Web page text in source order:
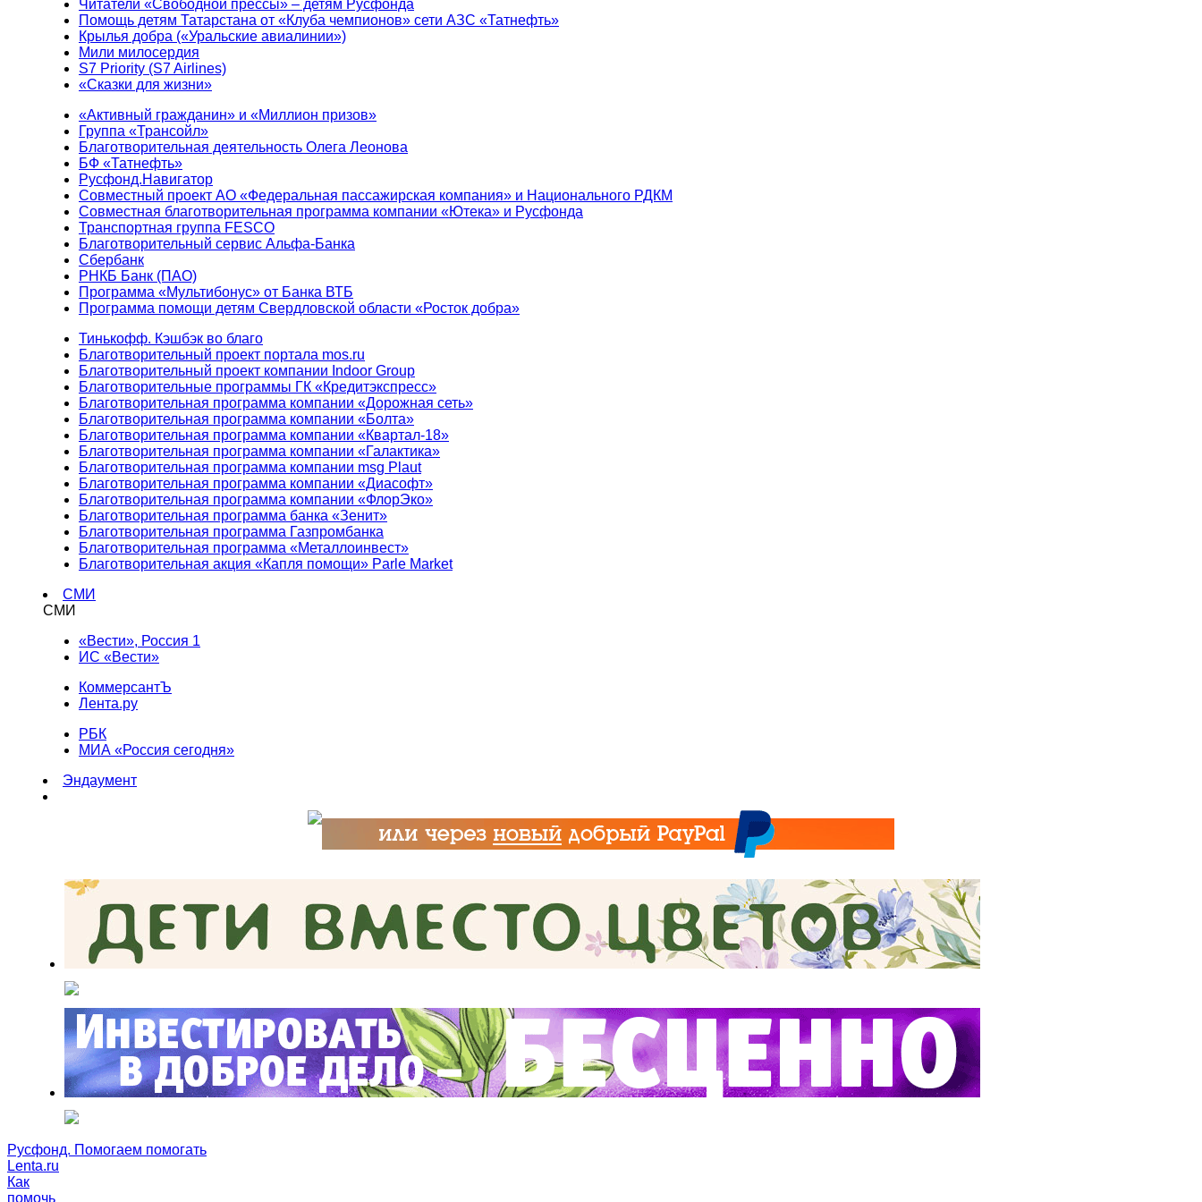
Читатели «Свободной прессы» – детям Русфонда
Помощь детям Татарстана от «Клуба чемпионов» сети АЗС «Татнефть»
Крылья добра («Уральские авиалинии»)
Мили милосердия
S7 Priority (S7 Airlines)
«Сказки для жизни»
«Активный гражданин» и «Миллион призов»
Группа «Трансойл»
Благотворительная деятельность Олега Леонова
БФ «Татнефть»
Русфонд.Навигатор
Совместный проект АО «Федеральная пассажирская компания» и Национального РДКМ
Совместная благотворительная программа компании «Ютека» и Русфонда
Транспортная группа FESCO
Благотворительный сервис Альфа-Банка
Сбербанк
РНКБ Банк (ПАО)
Программа «Мультибонус» от Банка ВТБ
Программа помощи детям Свердловской области «Росток добра»
Тинькофф. Кэшбэк во благо
Благотворительный проект портала mos.ru
Благотворительный проект компании Indoor Group
Благотворительные программы ГК «Кредитэкспресс»
Благотворительная программа компании «Дорожная сеть»
Благотворительная программа компании «Болта»
Благотворительная программа компании «Квартал-18»
Благотворительная программа компании «Галактика»
Благотворительная программа компании msg Plaut
Благотворительная программа компании «Диасофт»
Благотворительная программа компании «ФлорЭко»
Благотворительная программа банка «Зенит»
Благотворительная программа Газпромбанка
Благотворительная программа «Металлоинвест»
Благотворительная акция «Капля помощи» Parle Market
СМИ
СМИ
«Вести», Россия 1
ИС «Вести»
КоммерсантЪ
Лента.ру
РБК
МИА «Россия сегодня»
Эндаумент
Русфонд. Помогаем помогать
Lenta.ru
Как
помочь